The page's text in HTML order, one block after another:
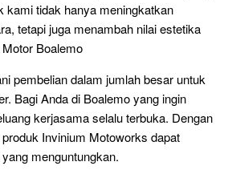
kami tidak hanya meningkatkan
tetapi juga menambah nilai estetika
Boalemo
pembelian dalam jumlah besar untuk
Bagi Anda di Boalemo yang ingin
kerjasama selalu terbuka. Dengan
Invinium Motoworks dapat
menguntungkan.